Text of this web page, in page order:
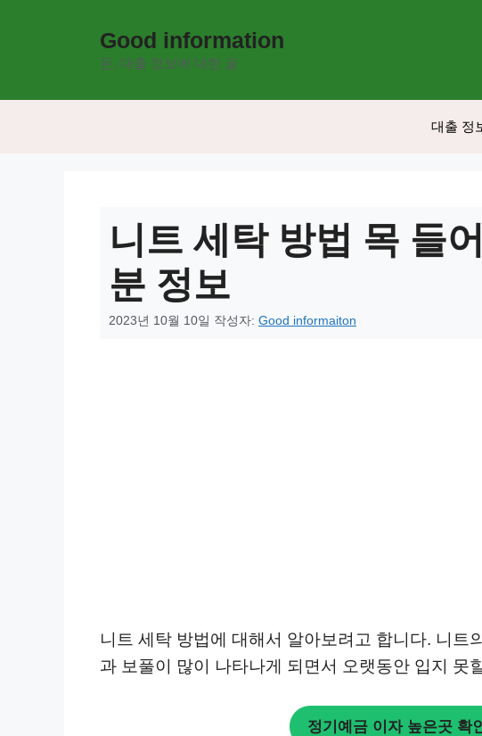
Good information
돈, 대출 정보에 대한 글
대출 정
니트 세탁 방법 목 들
분 정보
2023년 10월 10일 작성자: Good informaiton
니트 세탁 방법에 대해서 알아보려고 합니다. 니트
과 보풀이 많이 나타나게 되면서 오랫동안 입지 못
정기예금 이자 높은곳 확